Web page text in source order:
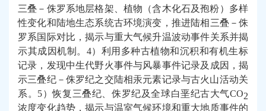
三叠－侏罗系地层格架、 植物（含木化石及孢粉） 多样
性变化和陆地生态系统古环境演变，推进陆相三叠－侏
罗系国际对比 ，揭示与重大气候升温波动事件关系并揭
示其成因机制。 4） 利用多种古植物和沉积和有机生标
记录，发现中生代野火事件与风暴事件记录及成因 ，揭
示三叠纪－侏罗纪之交陆相汞元素记录与古火山活动关
系 。 5）恢复 三叠纪、 侏罗纪及全球白垩纪古大气CO2
浓度变化趋势，揭示与温室气候环境和重大地质事件的